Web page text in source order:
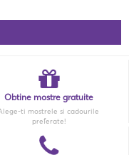
Obtine mostre gratuite
ti mostrele si cadourile
preferate!